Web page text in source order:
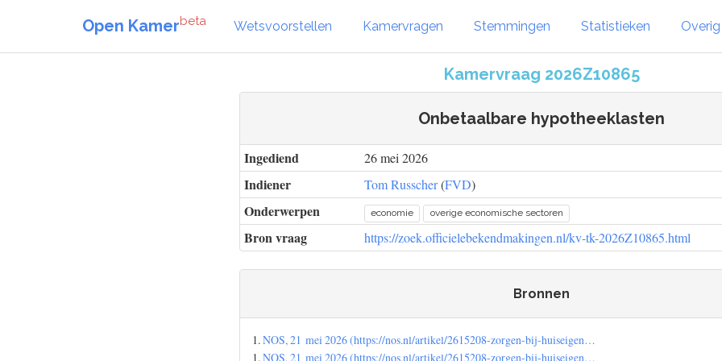
Open Kamerbeta Wetsvoorstellen Kamervragen Stemmingen Statistieken
Kamervraag 2026Z10865
Onbetaalbare hypotheeklasten
Ingediend 26 mei 2026
Indiener Tom Russcher(FVD)
Onderwerpen economie overige economische sectoren
Bron vraag https://zoek.officielebekendmakingen.nl/kv-tk-2026Z10865.html
Bronnen
1.NOS, 21 mei 2026 (https://nos.nl/artikel/2615208-zorgen-bij-huiseigen…
1.NOS, 21 mei 2026 (https://nos.nl/artikel/2615208-zorgen-bij-huiseigen…